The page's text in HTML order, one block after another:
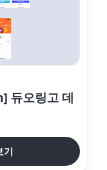
듀오링고 데
기